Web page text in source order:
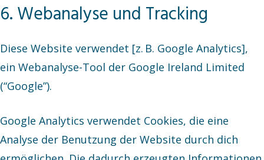
6. Webanalyse und Tracking
Diese Website verwendet [z. B. Google Analytics],
ein Webanalyse-Tool der Google Ireland Limited
(“Google”).
Google Analytics verwendet Cookies, die eine
Analyse der Benutzung der Website durch dich